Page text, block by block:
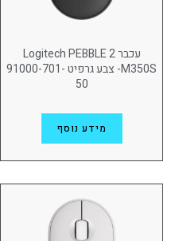
עכבר Logitech PEBBLE 2
M350S- צבע גרפיט 91000-701-
50
מידע נוסף